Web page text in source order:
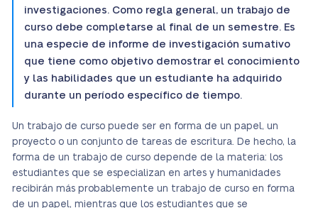
investigaciones. Como regla general, un trabajo de
curso debe completarse al final de un semestre. Es
una especie de informe de investigación sumativo
que tiene como objetivo demostrar el conocimiento
y las habilidades que un estudiante ha adquirido
durante un período específico de tiempo.
Un trabajo de curso puede ser en forma de un papel, un
proyecto o un conjunto de tareas de escritura. De hecho, la
forma de un trabajo de curso depende de la materia: los
estudiantes que se especializan en artes y humanidades
recibirán más probablemente un trabajo de curso en forma
de un papel, mientras que los estudiantes que se